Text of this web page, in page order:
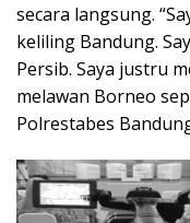
secara langsung.
keliling Bandung.
Persib. Saya justru
melawan Borneo
Polrestabes